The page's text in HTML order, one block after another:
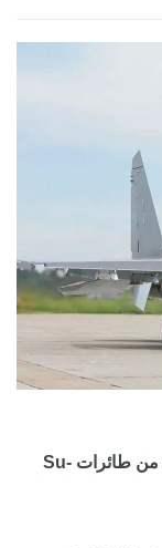
روسيا تعزز قدراتها الجوية بتسلم دفعة جديدة من طائرات Su-